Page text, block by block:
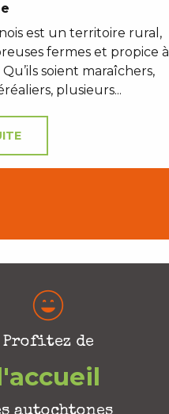
est un territoire rural,
fermes et propice à
Qu’ils soient maraîchers,
plusieurs...
Profitez de